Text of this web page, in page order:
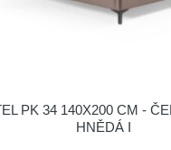
PK 34 140X200 CM -
HNĚDÁ I